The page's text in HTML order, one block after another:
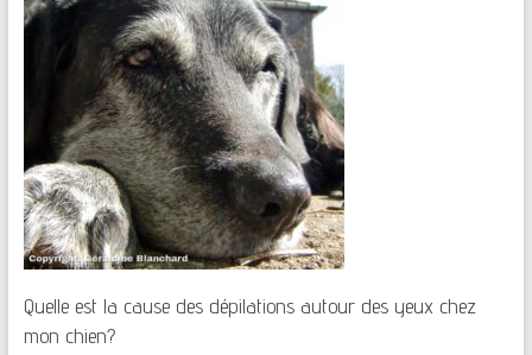
Quelle est la cause des dépilations autour des yeux chez
mon chien?